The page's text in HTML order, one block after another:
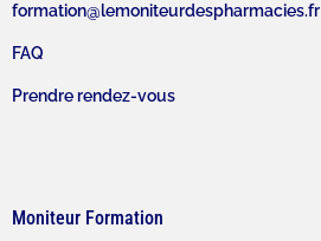
formation@lemoniteurdespharmacies.fr
FAQ
Prendre rendez-vous
Moniteur Formation